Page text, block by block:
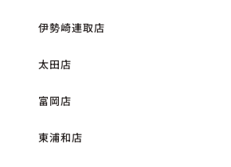
伊勢崎連取店
太田店
富岡店
東浦和店